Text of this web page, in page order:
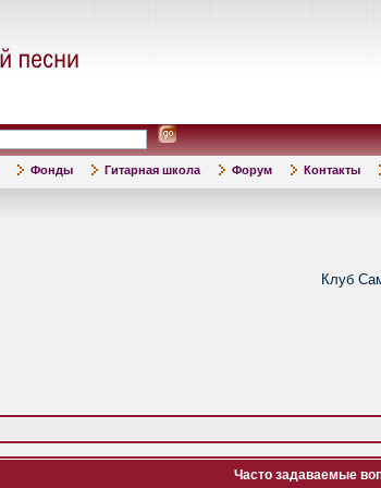
Фонды Гитарная школа Форум Контакты
Клуб
Часто задаваемые